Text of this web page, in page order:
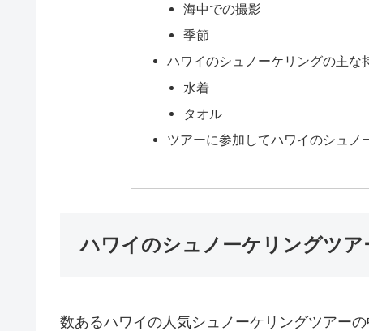
海中での撮影
季節
ハワイのシュノーケリングの主な
水着
タオル
ツアーに参加してハワイのシュノ
ハワイのシュノーケリングツア
数あるハワイの人気シュノーケリングツアー